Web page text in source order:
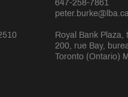
647-258-7861
Royal Bank Plaza,
200, rue Bay,
Toronto (Ontario)